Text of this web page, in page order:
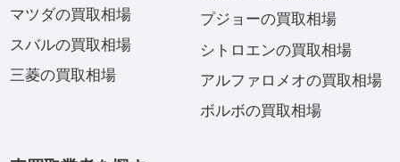
マツダの買取相場
スバルの買取相場
三菱の買取相場
プジョーの買取相場
シトロエンの買取相場
アルファロメオの買取相場
ボルボの買取相場